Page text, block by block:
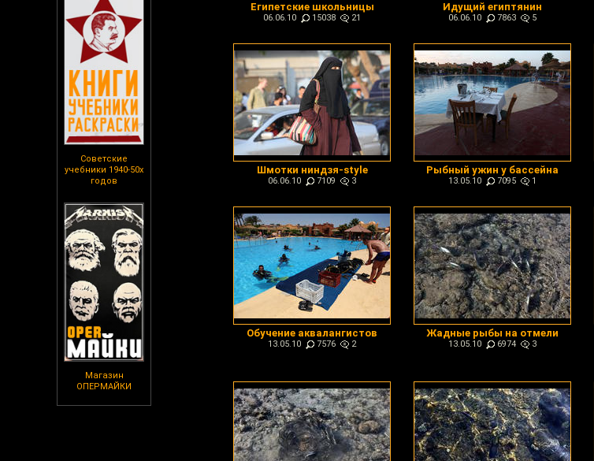
Советские
учебники 1940-50х
годов
Магазин
ОПЕРМАЙКИ
Египетские школьницы
06.06.10 15038 21
Идущий египтянин
06.06.10 7863 5
Шмотки ниндзя-style
06.06.10 7109 3
Рыбный ужин у бассейна
13.05.10 7095 1
Обучение аквалангистов
13.05.10 7576 2
Жадные рыбы на отмели
13.05.10 6974 3